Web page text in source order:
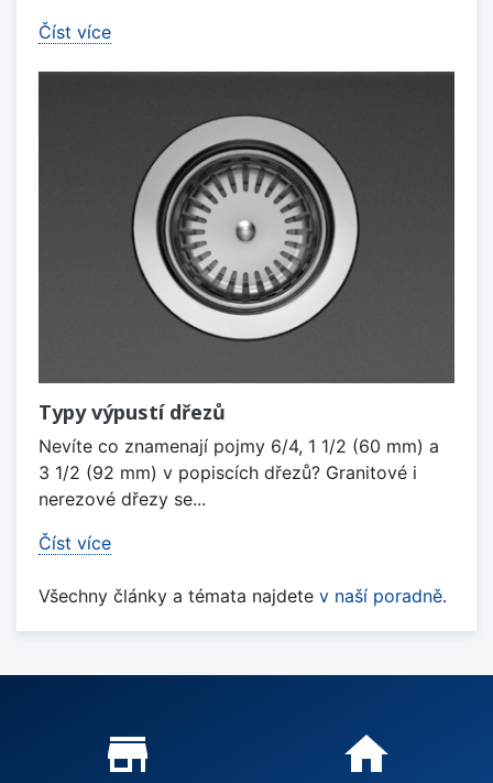
Číst více
Typy výpustí dřezů
Nevíte co znamenají pojmy 6/4, 1 1/2 (60 mm) a
3 1/2 (92 mm) v popiscích dřezů? Granitové i
nerezové dřezy se...
Číst více
Všechny články a témata najdete v naší poradně.
Proč nakupovat u nás?
store_mall_directory home